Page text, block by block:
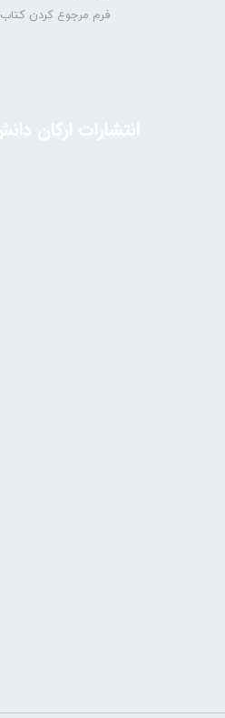
فرم مرجوع کردن کتاب